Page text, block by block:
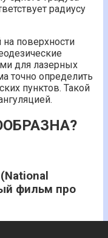
радиусу
поверхности
для лазерных
точно определить
пунктов. Такой
фильм про